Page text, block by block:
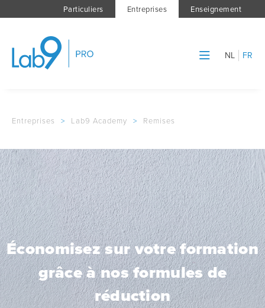
Particuliers Entreprises Enseignement
NL FR
Entreprises > Lab9 Academy > Remises
Économisez sur votre formation
grâce à nos formules de
réduction